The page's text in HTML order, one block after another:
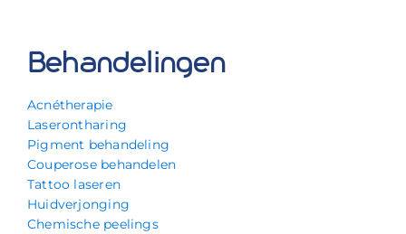
Behandelingen
Acnétherapie
Laserontharing
Pigment behandeling
Couperose behandelen
Tattoo laseren
Huidverjonging
Chemische peelings